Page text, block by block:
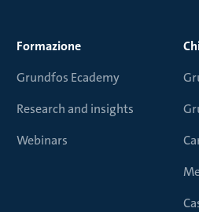
Formazione
Grundfos Ecademy
Research and insights
Webinars